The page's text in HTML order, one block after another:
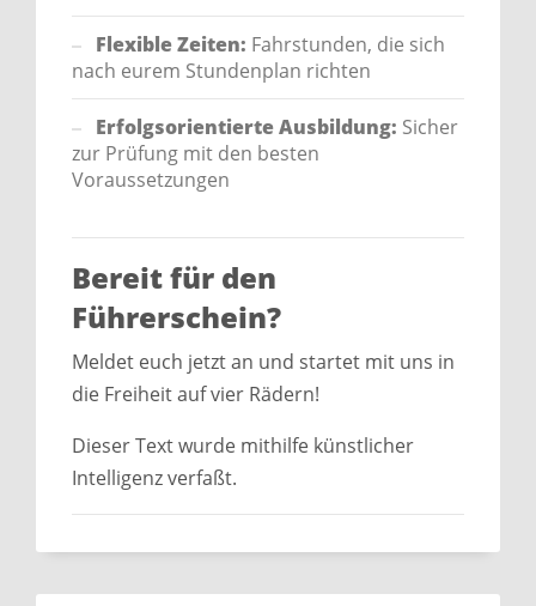
Flexible Zeiten: Fahrstunden, die sich
nach eurem Stundenplan richten
Erfolgsorientierte Ausbildung: Sicher
zur Prüfung mit den besten
Voraussetzungen
Bereit für den
Führerschein?
Meldet euch jetzt an und startet mit uns in
die Freiheit auf vier Rädern!
Dieser Text wurde mithilfe künstlicher
Intelligenz verfaßt.